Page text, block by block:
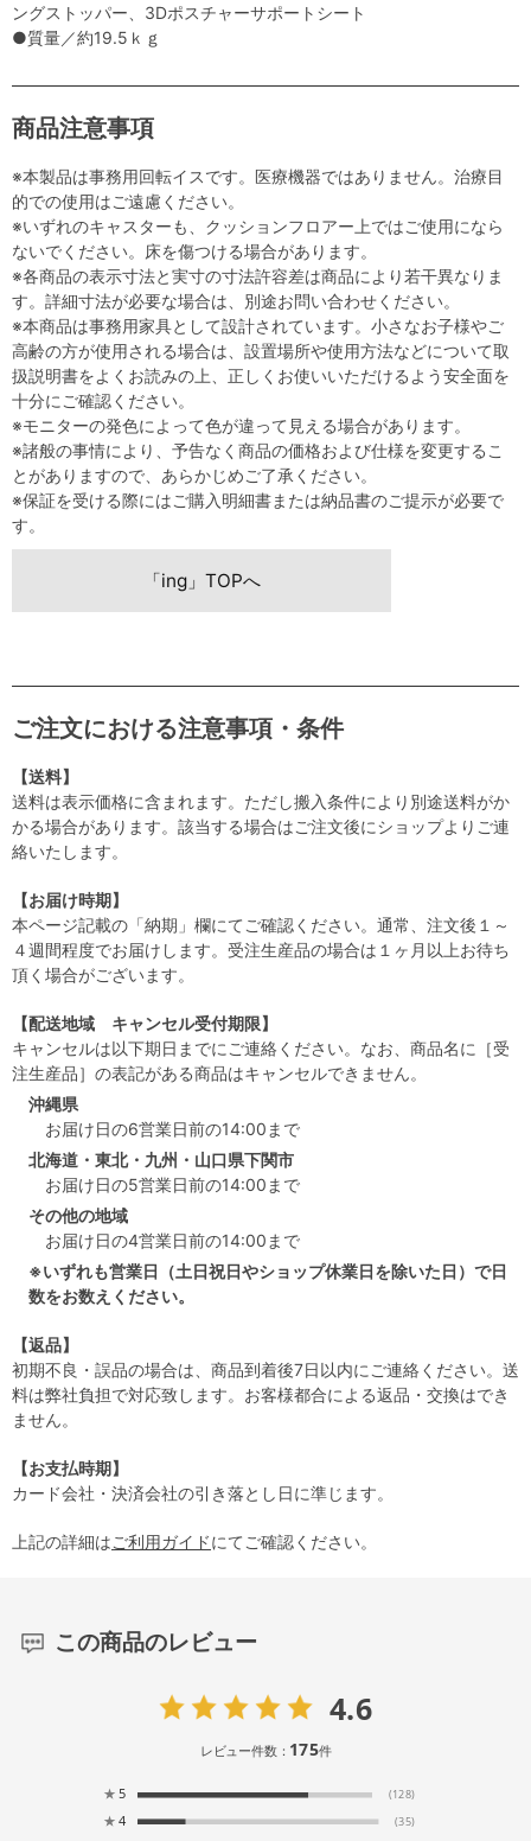
ングストッパー、3Dポスチャーサポートシート
●質量／約19.5ｋｇ
商品注意事項
※本製品は事務用回転イスです。医療機器ではありません。治療目
的での使用はご遠慮ください。
※いずれのキャスターも、クッションフロアー上ではご使用になら
ないでください。床を傷つける場合があります。
※各商品の表示寸法と実寸の寸法許容差は商品により若干異なりま
す。詳細寸法が必要な場合は、別途お問い合わせください。
※本商品は事務用家具として設計されています。小さなお子様やご
高齢の方が使用される場合は、設置場所や使用方法などについて取
扱説明書をよくお読みの上、正しくお使いいただけるよう安全面を
十分にご確認ください。
※モニターの発色によって色が違って見える場合があります。
※諸般の事情により、予告なく商品の価格および仕様を変更するこ
とがありますので、あらかじめご了承ください。
※保証を受ける際にはご購入明細書または納品書のご提示が必要で
す。
「ing」TOPへ
ご注文における注意事項・条件
【送料】
送料は表示価格に含まれます。ただし搬入条件により別途送料がか
かる場合があります。該当する場合はご注文後にショップよりご連
絡いたします。
【お届け時期】
本ページ記載の「納期」欄にてご確認ください。通常、注文後１～
４週間程度でお届けします。受注生産品の場合は１ヶ月以上お待ち
頂く場合がございます。
【配送地域 キャンセル受付期限】
キャンセルは以下期日までにご連絡ください。なお、商品名に［受
注生産品］の表記がある商品はキャンセルできません。
沖縄県
お届け日の6営業日前の14:00まで
北海道・東北・九州・山口県下関市
お届け日の5営業日前の14:00まで
その他の地域
お届け日の4営業日前の14:00まで
※いずれも営業日（土日祝日やショップ休業日を除いた日）で日
数をお数えください。
【返品】
初期不良・誤品の場合は、商品到着後7日以内にご連絡ください。送
料は弊社負担で対応致します。お客様都合による返品・交換はでき
ません。
【お支払時期】
カード会社・決済会社の引き落とし日に準じます。
上記の詳細はご利用ガイドにてご確認ください。
この商品のレビュー
4.6
レビュー件数： 175件
★ 5 (128)
★ 4 (35)